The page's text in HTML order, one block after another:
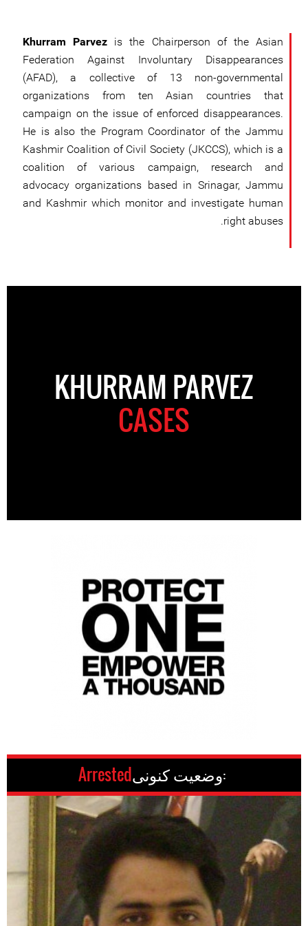
Khurram Parvez is the Chairperson of the Asian
Federation Against Involuntary Disappearances
(AFAD), a collective of 13 non-governmental
organizations from ten Asian countries that
campaign on the issue of enforced disappearances.
He is also the Program Coordinator of the Jammu
Kashmir Coalition of Civil Society (JKCCS), which is a
coalition of various campaign, research and
advocacy organizations based in Srinagar, Jammu
and Kashmir which monitor and investigate human
right abuses.
KHURRAM PARVEZ
CASES
وضعیت کنونی: Arrested